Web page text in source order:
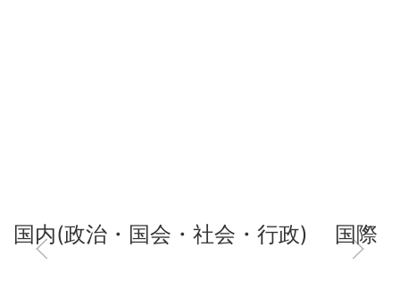
国内(政治・国会・社会・行政) 国際